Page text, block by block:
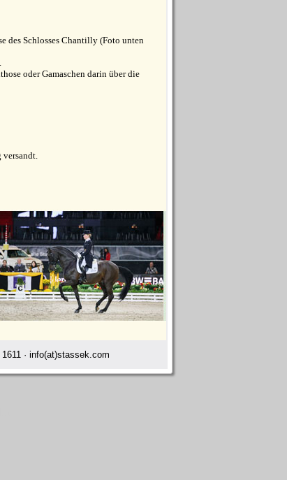
des Schlosses Chantilly (Foto unten
oder Gamaschen darin über die
versandt.
· info(at)stassek.com